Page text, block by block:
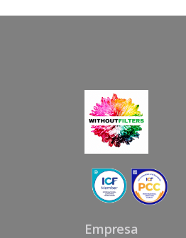
Empresa